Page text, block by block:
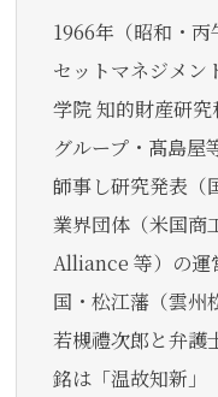
1966年（昭和・
セットマネジメン
学院 知的財産研
グループ・髙島屋
師事し研究発表（
業界団体（米国
Alliance 等）の運
国・松江藩（雲州
若槻禮次郎と弁護
銘は「温故知新」